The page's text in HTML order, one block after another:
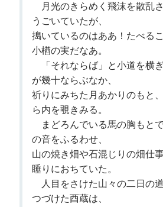
月光のきらめく飛沫を散乱
うごいていたが、
搗いているのはああ！たべる
小楢の実だなあ。
「それならば」と小道を横
が幾十ならぶなか、
祈りにみちた月あかりのもと
ら内を覗きみる。
まどろんでいる馬の胸もと
の音をふるわせ、
山の焼き畑や石混じりの畑仕
睡りにおちていた。
人目をさけた山々の二日の
つづけた酉蔵は、